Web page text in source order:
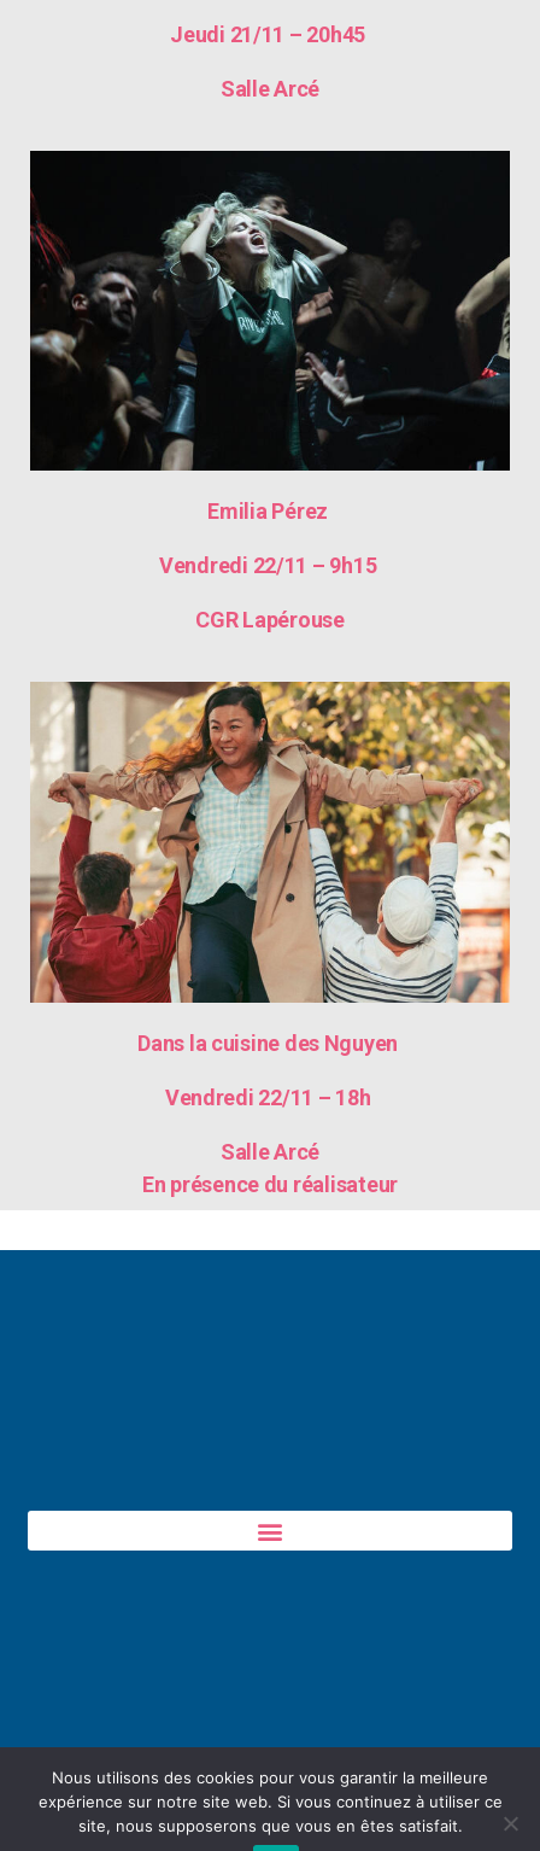
Jeudi 21/11 – 20h45
Salle Arcé
Emilia Pérez
Vendredi 22/11 – 9h15
CGR Lapérouse
Dans la cuisine des Nguyen
Vendredi 22/11 – 18h
Salle Arcé
En présence du réalisateur
Nous utilisons des cookies pour vous garantir la meilleure
expérience sur notre site web. Si vous continuez à utiliser ce
site, nous supposerons que vous en êtes satisfait.